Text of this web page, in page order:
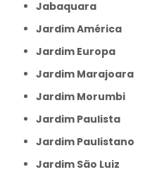
Jabaquara
Jardim América
Jardim Europa
Jardim Marajoara
Jardim Morumbi
Jardim Paulista
Jardim Paulistano
Jardim São Luiz